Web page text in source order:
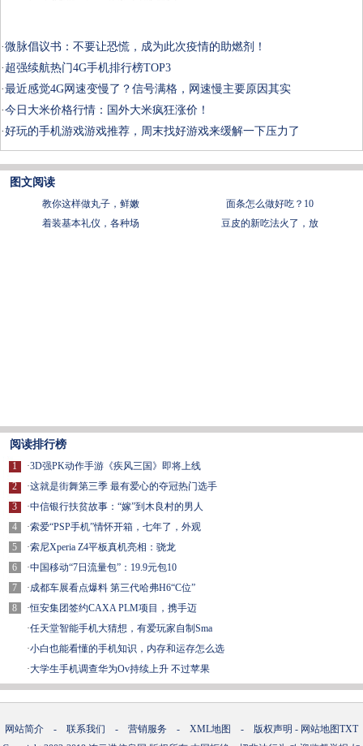
·微脉倡议书：不要让恐慌，成为此次疫情的助燃剂！
· 超强续航热门4G手机排行榜TOP3
·最近感觉4G网速变慢了？信号满格，网速慢主要原因其实
·今日大米价格行情：国外大米疯狂涨价！
·好玩的手机游戏游戏推荐，周末找好游戏来缓解一下压力了
图文阅读
教你这样做丸子，鲜嫩
面条怎么做好吃？10
着装基本礼仪，各种场
豆皮的新吃法火了，放
阅读排行榜
1
2
3
4
5
6
7
8
·3D强PK动作手游《疾风三国》即将上线
·这就是街舞第三季 最有爱心的夺冠热门选手
·中信银行扶贫故事：“嫁”到木良村的男人
·索爱“PSP手机”情怀开箱，七年了，外观
·索尼Xperia Z4平板真机亮相：骁龙
·中国移动“7日流量包”：19.9元包10
·成都车展看点爆料 第三代哈弗H6“C位”
·恒安集团签约CAXA PLM项目，携手迈
·任天堂智能手机大猜想，有爱玩家自制Sma
·小白也能看懂的手机知识，内存和运存怎么选
·大学生手机调查华为Ov持续上升 不过苹果
网站简介 - 联系我们 - 营销服务 - XML地图 - 版权声明 - 网站地图TXT